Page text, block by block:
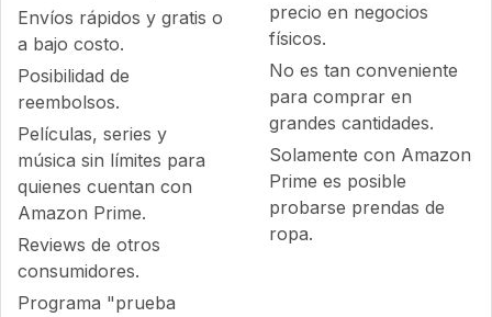
Envíos rápidos y gratis o
a bajo costo.
Posibilidad de
reembolsos.
Películas, series y
música sin límites para
quienes cuentan con
Amazon Prime.
Reviews de otros
consumidores.
Programa "prueba
precio en negocios
físicos.
No es tan conveniente
para comprar en
grandes cantidades.
Solamente con Amazon
Prime es posible
probarse prendas de
ropa.